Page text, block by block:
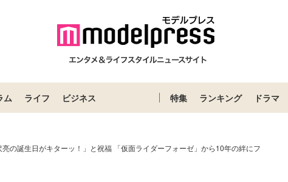
ム ライフ ビジネス 特集 ランキング ドラマ
の誕生日がキターッ！」と祝福 「仮面ライダーフォーゼ」から10年の絆にフ